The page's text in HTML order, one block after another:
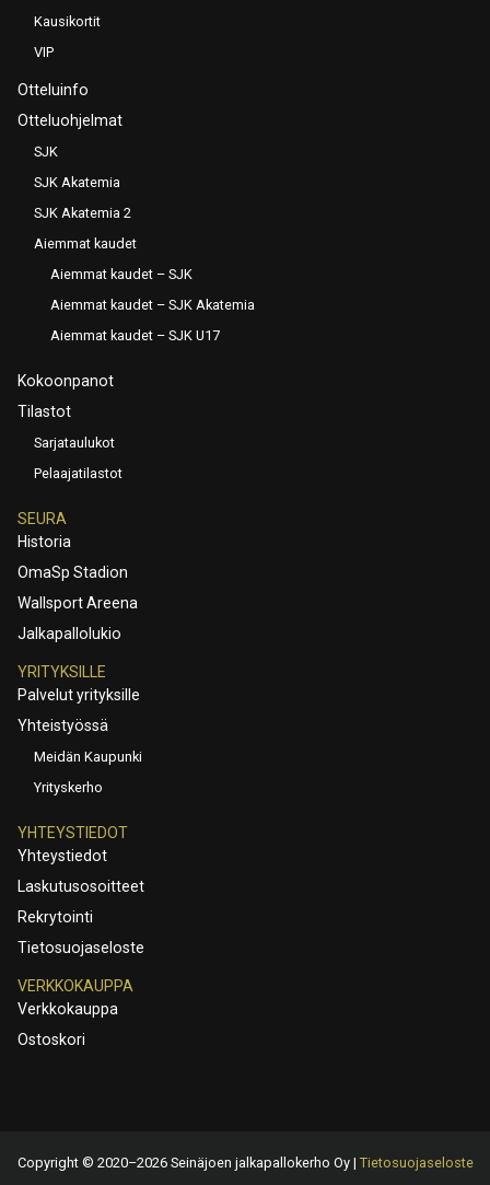
Kausikortit
VIP
Otteluinfo
Otteluohjelmat
SJK
SJK Akatemia
SJK Akatemia 2
Aiemmat kaudet
Aiemmat kaudet – SJK
Aiemmat kaudet – SJK Akatemia
Aiemmat kaudet – SJK U17
Kokoonpanot
Tilastot
Sarjataulukot
Pelaajatilastot
SEURA
Historia
OmaSp Stadion
Wallsport Areena
Jalkapallolukio
YRITYKSILLE
Palvelut yrityksille
Yhteistyössä
Meidän Kaupunki
Yrityskerho
YHTEYSTIEDOT
Yhteystiedot
Laskutusosoitteet
Rekrytointi
Tietosuojaseloste
VERKKOKAUPPA
Verkkokauppa
Ostoskori
Copyright © 2020–2026 Seinäjoen jalkapallokerho Oy | Tietosuojaseloste